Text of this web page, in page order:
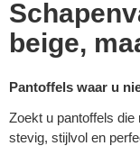
beige,
Pantoffels waar u
Zoekt u pantoffels
stevig, stijlvol en